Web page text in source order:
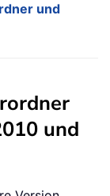
und
und